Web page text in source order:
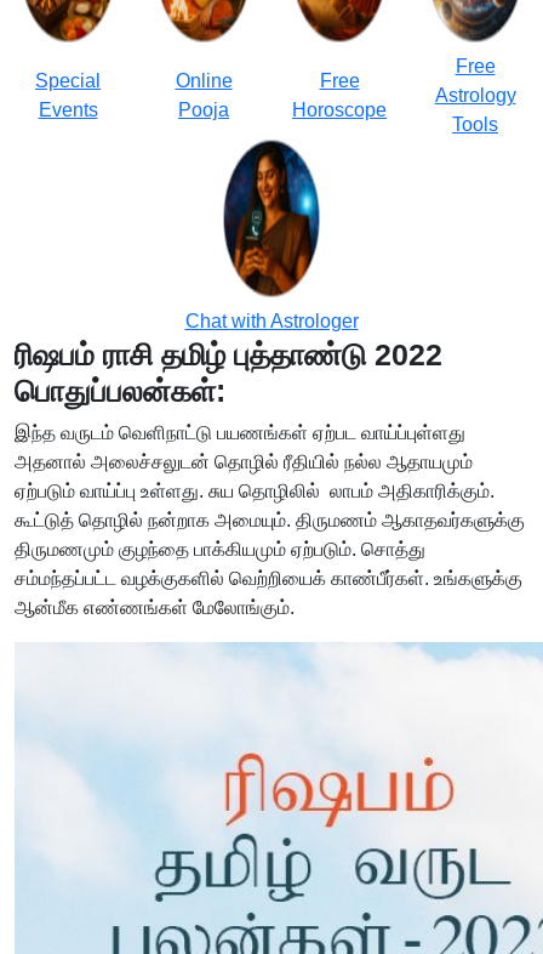
Special
Events
Online
Pooja
Free
Horoscope
Free
Astrology
Tools
Chat with Astrologer
ரிஷபம் ராசி தமிழ் புத்தாண்டு 2022
பொதுப்பலன்கள்:
இந்த வருடம் வெளிநாட்டு பயணங்கள் ஏற்பட வாய்ப்புள்ளது
அதனால் அலைச்சலுடன் தொழில் ரீதியில் நல்ல ஆதாயமும்
ஏற்படும் வாய்ப்பு உள்ளது. சுய தொழிலில் லாபம் அதிகாரிக்கும்.
கூட்டுத் தொழில் நன்றாக அமையும். திருமணம் ஆகாதவர்களுக்கு
திருமணமும் குழந்தை பாக்கியமும் ஏற்படும். சொத்து
சம்மந்தப்பட்ட வழக்குகளில் வெற்றியைக் காண்பீர்கள். உங்களுக்கு
ஆன்மீக எண்ணங்கள் மேலோங்கும்.